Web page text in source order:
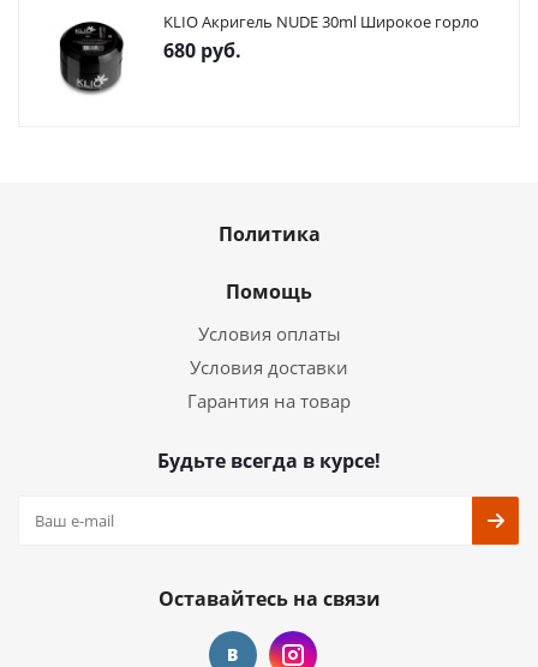
KLIO Акригель NUDE 30ml Широкое горло
680 руб.
Политика
Помощь
Условия оплаты
Условия доставки
Гарантия на товар
Будьте всегда в курсе!
Оставайтесь на связи